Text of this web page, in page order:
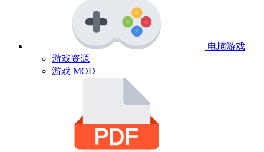
电脑游戏
游戏资源
游戏 MOD